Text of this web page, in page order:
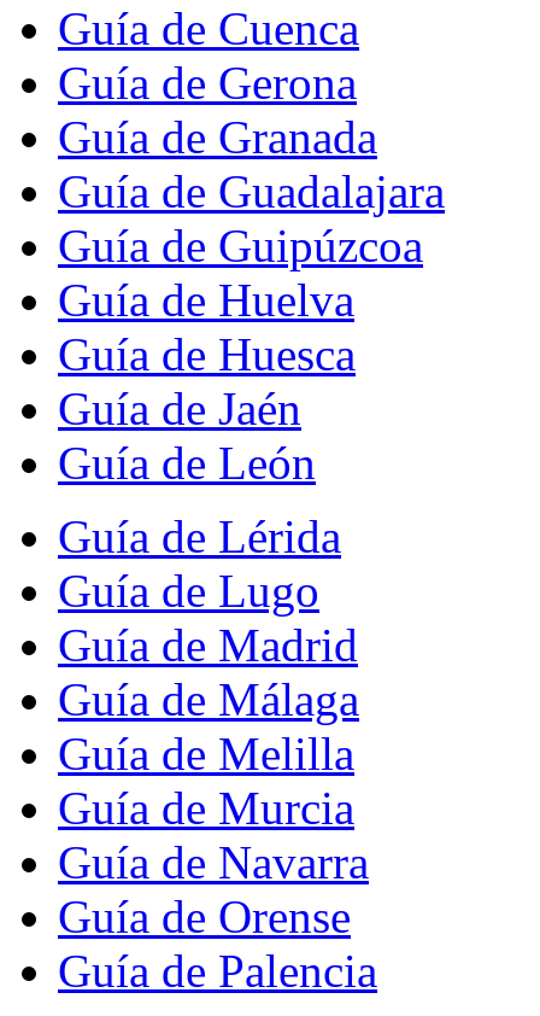
Guía de Cuenca
Guía de Gerona
Guía de Granada
Guía de Guadalajara
Guía de Guipúzcoa
Guía de Huelva
Guía de Huesca
Guía de Jaén
Guía de León
Guía de Lérida
Guía de Lugo
Guía de Madrid
Guía de Málaga
Guía de Melilla
Guía de Murcia
Guía de Navarra
Guía de Orense
Guía de Palencia